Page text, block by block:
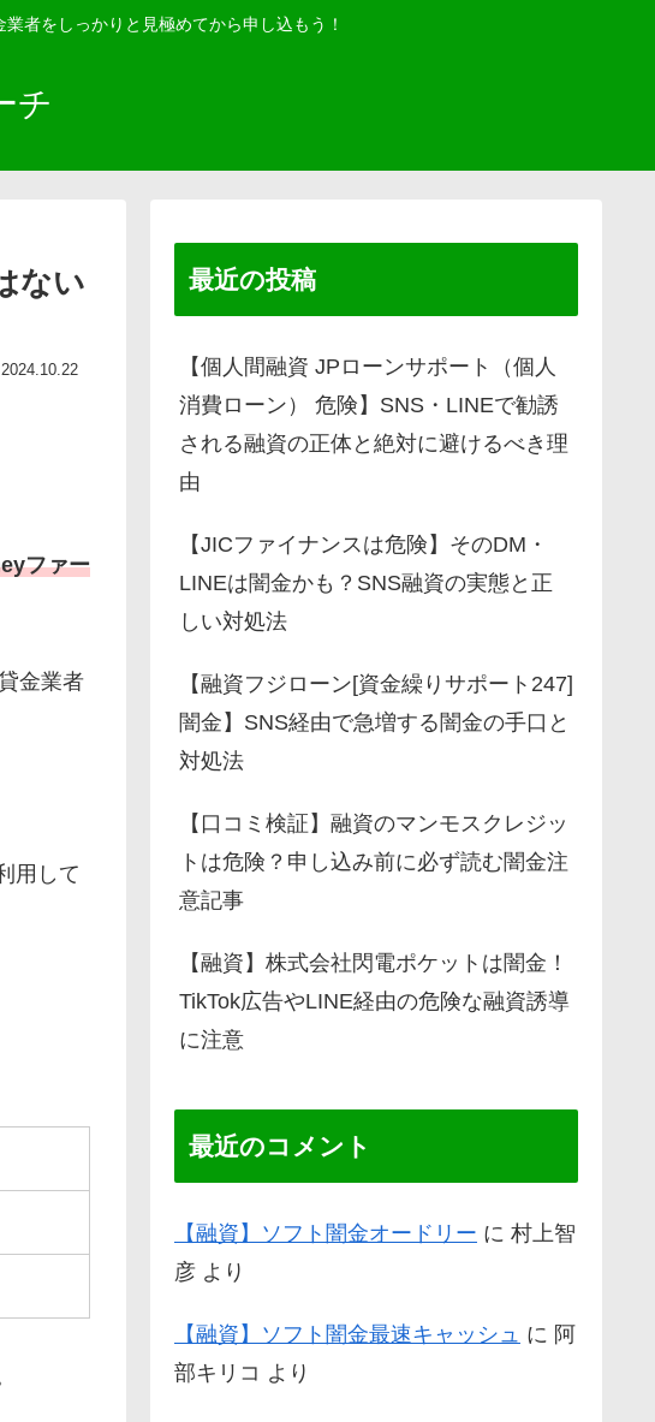
者をしっかりと見極めてから申し込もう！
チ
ない
2024.10.22
ファー
金業者
用して
最近の投稿
【個人間融資 JPローンサポート（個人
消費ローン） 危険】SNS・LINEで勧誘
される融資の正体と絶対に避けるべき理
由
【JICファイナンスは危険】そのDM・
LINEは闇金かも？SNS融資の実態と正
しい対処法
【融資フジローン[資金繰りサポート247]
闇金】SNS経由で急増する闇金の手口と
対処法
【口コミ検証】融資のマンモスクレジッ
トは危険？申し込み前に必ず読む闇金注
意記事
【融資】株式会社閃電ポケットは闇金！
TikTok広告やLINE経由の危険な融資誘導
に注意
最近のコメント
【融資】ソフト闇金オードリー に 村上智
彦 より
【融資】ソフト闇金最速キャッシュ に 阿
部キリコ より